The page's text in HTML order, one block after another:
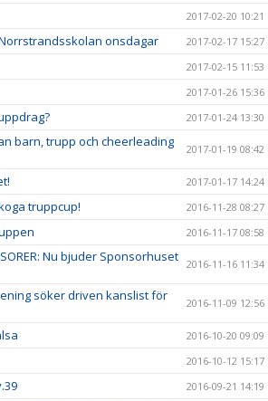
2017-02-20 10:21
onsdagar 2017-02-17 15:27
2017-02-15 11:53
2017-01-26 15:36
2017-01-24 13:30
barn, trupp och cheerleading
2017-01-19 08:42
2017-01-17 14:24
truppcup! 2016-11-28 08:27
2016-11-17 08:58
Nu bjuder Sponsorhuset 2016-11-16 11:34
söker driven kanslist för
2016-11-09 12:56
2016-10-20 09:09
2016-10-12 15:17
2016-09-21 14:19